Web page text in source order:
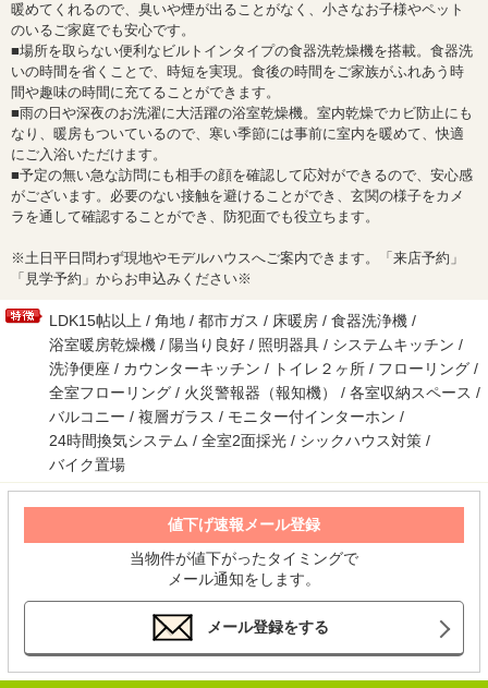
暖めてくれるので、臭いや煙が出ることがなく、小さなお子様やペット
のいるご家庭でも安心です。
■場所を取らない便利なビルトインタイプの食器洗乾燥機を搭載。食器洗
いの時間を省くことで、時短を実現。食後の時間をご家族がふれあう時
間や趣味の時間に充てることができます。
■雨の日や深夜のお洗濯に大活躍の浴室乾燥機。室内乾燥でカビ防止にも
なり、暖房もついているので、寒い季節には事前に室内を暖めて、快適
にご入浴いただけます。
■予定の無い急な訪問にも相手の顔を確認して応対ができるので、安心感
がございます。必要のない接触を避けることができ、玄関の様子をカメ
ラを通して確認することができ、防犯面でも役立ちます。
※土日平日問わず現地やモデルハウスへご案内できます。「来店予約」
「見学予約」からお申込みください※
LDK15帖以上 / 角地 / 都市ガス / 床暖房 / 食器洗浄機 /
浴室暖房乾燥機 / 陽当り良好 / 照明器具 / システムキッチン /
洗浄便座 / カウンターキッチン / トイレ２ヶ所 / フローリング /
全室フローリング / 火災警報器（報知機） / 各室収納スペース /
バルコニー / 複層ガラス / モニター付インターホン /
24時間換気システム / 全室2面採光 / シックハウス対策 /
バイク置場
値下げ速報メール登録
当物件が値下がったタイミングで
メール通知をします。
メール登録をする